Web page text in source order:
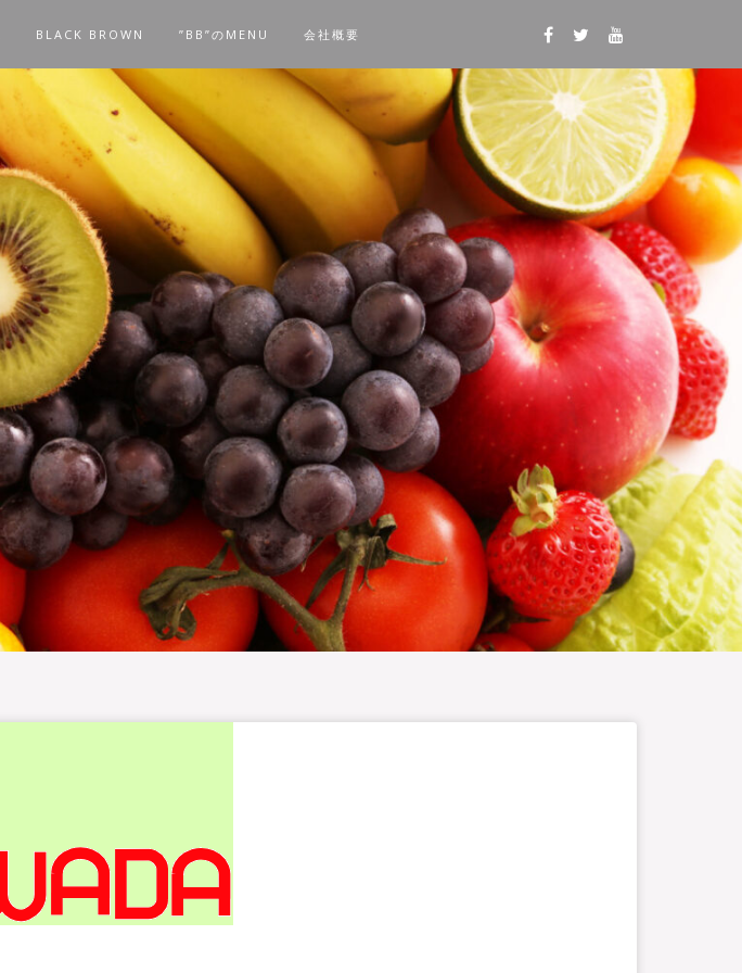
BLACK BROWN ”BB”のMENU 会社概要